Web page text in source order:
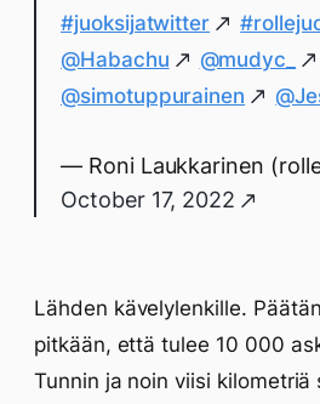
#juoksijatwitter
@Habachu
@mudyc_
@simotuppurainen
— Roni Laukkarinen
October 17, 2022
Lähden kävelylenkille.
pitkään, että tulee 10 000
Tunnin ja noin viisi kilometriä